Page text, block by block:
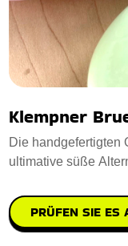
Klempner
Die handgefertigten
ultimative süße
PRÜFEN SIE ES